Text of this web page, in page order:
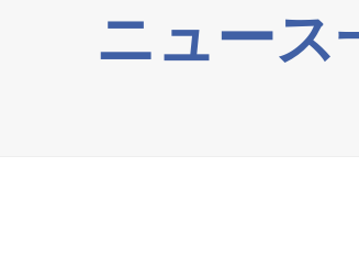
ニュース